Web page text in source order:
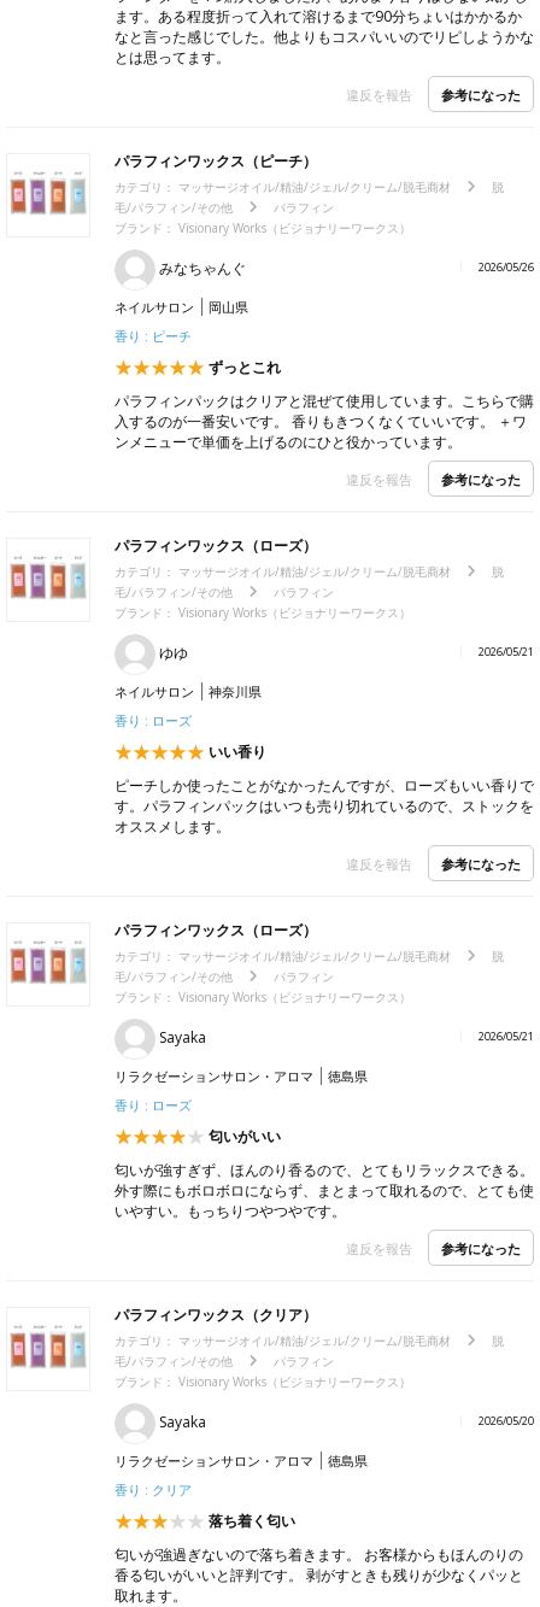
ます。ある程度折って入れて溶けるまで90分ちょいはかかるか
なと言った感じでした。他よりもコスパいいのでリピしようかな
とは思ってます。
違反を報告 参考になった
パラフィンワックス（ピーチ）
カテゴリ： マッサージオイル/精油/ジェル/クリーム/脱毛商材
脱
毛/パラフィン/その他
パラフィン
ブランド： Visionary Works（ビジョナリーワークス）
みなちゃんぐ 2026/05/26
ネイルサロン
岡山県
香り : ピーチ
ずっとこれ
パラフィンパックはクリアと混ぜて使用しています。こちらで購
入するのが一番安いです。 香りもきつくなくていいです。 ＋ワ
ンメニューで単価を上げるのにひと役かっています。
違反を報告 参考になった
パラフィンワックス（ローズ）
カテゴリ： マッサージオイル/精油/ジェル/クリーム/脱毛商材
脱
毛/パラフィン/その他
パラフィン
ブランド： Visionary Works（ビジョナリーワークス）
ゆゆ 2026/05/21
ネイルサロン
神奈川県
香り : ローズ
いい香り
ピーチしか使ったことがなかったんですが、ローズもいい香りで
す。パラフィンパックはいつも売り切れているので、ストックを
オススメします。
違反を報告 参考になった
パラフィンワックス（ローズ）
カテゴリ： マッサージオイル/精油/ジェル/クリーム/脱毛商材
脱
毛/パラフィン/その他
パラフィン
ブランド： Visionary Works（ビジョナリーワークス）
Sayaka 2026/05/21
リラクゼーションサロン・アロマ
徳島県
香り : ローズ
匂いがいい
匂いが強すぎず、ほんのり香るので、とてもリラックスできる。
外す際にもボロボロにならず、まとまって取れるので、とても使
いやすい。もっちりつやつやです。
違反を報告 参考になった
パラフィンワックス（クリア）
カテゴリ： マッサージオイル/精油/ジェル/クリーム/脱毛商材
脱
毛/パラフィン/その他
パラフィン
ブランド： Visionary Works（ビジョナリーワークス）
Sayaka 2026/05/20
リラクゼーションサロン・アロマ
徳島県
香り : クリア
落ち着く匂い
匂いが強過ぎないので落ち着きます。 お客様からもほんのりの
香る匂いがいいと評判です。 剥がすときも残りが少なくパッと
取れます。